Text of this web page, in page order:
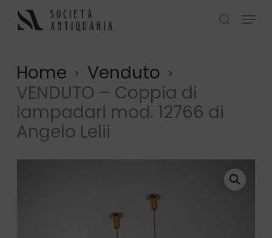
Skip
search
Menu
Home
Venduto
VENDUTO – Coppia di
lampadari mod. 12766 di
Angelo Lelii